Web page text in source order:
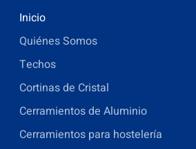
Inicio
Quiénes Somos
Techos
Cortinas de Cristal
Cerramientos de Aluminio
Cerramientos para hostelería